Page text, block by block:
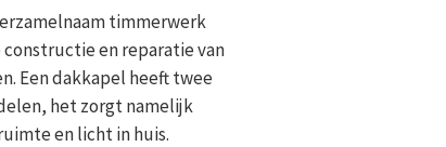
timmerwerk
en reparatie van
Een dakkapel heeft twee
het zorgt namelijk
en licht in huis.